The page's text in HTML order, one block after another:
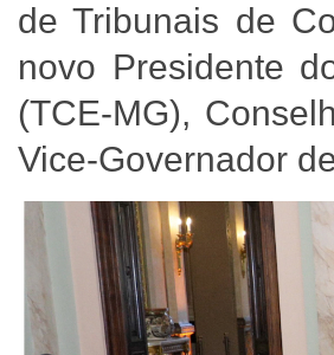
de Tribunais de
novo Presidente
(TCE-MG),
Vice-Governador